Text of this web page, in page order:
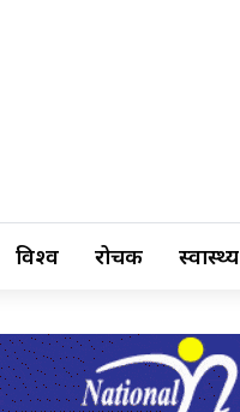
विश्व रोचक स्वास्थ्य